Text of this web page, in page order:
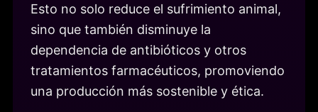
Esto no solo reduce el sufrimiento animal,
sino que también disminuye la
dependencia de antibióticos y otros
tratamientos farmacéuticos, promoviendo
una producción más sostenible y ética.